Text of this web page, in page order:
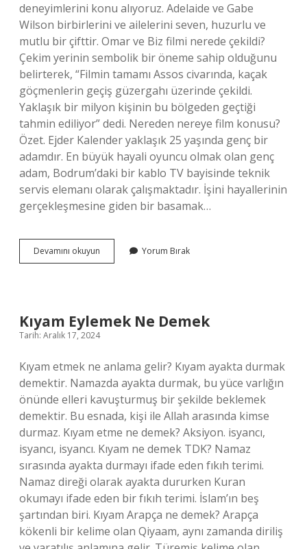
deneyimlerini konu alıyoruz. Adelaide ve Gabe
Wilson birbirlerini ve ailelerini seven, huzurlu ve
mutlu bir çifttir. Omar ve Biz filmi nerede çekildi?
Çekim yerinin sembolik bir öneme sahip olduğunu
belirterek, “Filmin tamamı Assos civarında, kaçak
göçmenlerin geçiş güzergahı üzerinde çekildi.
Yaklaşık bir milyon kişinin bu bölgeden geçtiği
tahmin ediliyor” dedi. Nereden nereye film konusu?
Özet. Ejder Kalender yaklaşık 25 yaşında genç bir
adamdır. En büyük hayali oyuncu olmak olan genç
adam, Bodrum’daki bir kablo TV bayisinde teknik
servis elemanı olarak çalışmaktadır. İşini hayallerinin
gerçekleşmesine giden bir basamak…
Devamını okuyun
Ve
Yorum Bırak
Kıyam Eylemek Ne Demek
Tarih: Aralık 17, 2024
Kıyam etmek ne anlama gelir? Kıyam ayakta durmak
demektir. Namazda ayakta durmak, bu yüce varlığın
önünde elleri kavuşturmuş bir şekilde beklemek
demektir. Bu esnada, kişi ile Allah arasında kimse
durmaz. Kıyam etme ne demek? Aksiyon. isyancı,
isyancı, isyancı. Kıyam ne demek TDK? Namaz
sırasında ayakta durmayı ifade eden fıkıh terimi.
Namaz direği olarak ayakta dururken Kuran
okumayı ifade eden bir fıkıh terimi. İslam’ın beş
şartından biri. Kıyam Arapça ne demek? Arapça
kökenli bir kelime olan Qiyaam, aynı zamanda diriliş